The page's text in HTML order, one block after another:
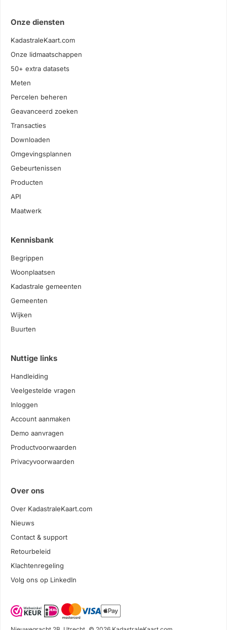
Onze diensten
KadastraleKaart.com
Onze lidmaatschappen
50+ extra datasets
Meten
Percelen beheren
Geavanceerd zoeken
Transacties
Downloaden
Omgevingsplannen
Gebeurtenissen
Producten
API
Maatwerk
Kennisbank
Begrippen
Woonplaatsen
Kadastrale gemeenten
Gemeenten
Wijken
Buurten
Nuttige links
Handleiding
Veelgestelde vragen
Inloggen
Account aanmaken
Demo aanvragen
Productvoorwaarden
Privacyvoorwaarden
Over ons
Over KadastraleKaart.com
Nieuws
Contact & support
Retourbeleid
Klachtenregeling
Volg ons op LinkedIn